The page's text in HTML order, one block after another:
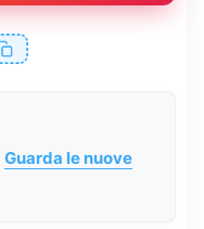
Guarda le nuove